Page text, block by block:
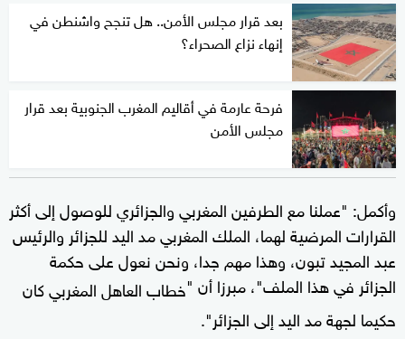
بعد قرار مجلس الأمن.. هل تنجح واشنطن في
إنهاء نزاع الصحراء؟
فرحة عارمة في أقاليم المغرب الجنوبية بعد قرار
مجلس الأمن
وأكمل: "عملنا مع الطرفين المغربي والجزائري للوصول إلى أكثر
القرارات المرضية لهما، الملك المغربي مد اليد للجزائر والرئيس
عبد المجيد تبون، وهذا مهم جدا، ونحن نعول على حكمة
الجزائر في هذا الملف"، مبرزا أن "خطاب العاهل المغربي كان
حكيما لجهة مد اليد إلى الجزائر".